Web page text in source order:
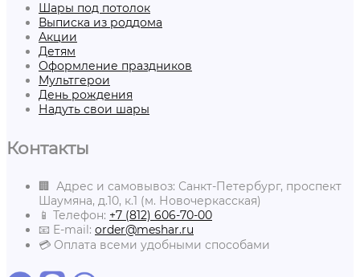
Шары под потолок
Выписка из роддома
Акции
Детям
Оформление праздников
Мультгерои
День рождения
Надуть свои шары
Контакты
🏢 Адрес и самовывоз: Санкт-Петербург, проспект
Шаумяна, д.10, к.1 (м. Новочеркасская)
📱 Телефон: +7 (812) 606-70-00
📧 E-mail: order@meshar.ru
💳 Оплата всеми удобными способами